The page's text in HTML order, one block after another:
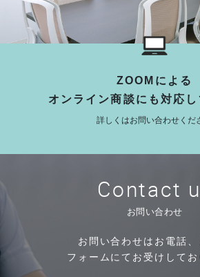
ZOOMによる
オンライン商談にも対応し
詳しくはお問い合わせくだ
Contact
お問い合わせ
お問い合わせはお電話、
フォームにてお受けしてお